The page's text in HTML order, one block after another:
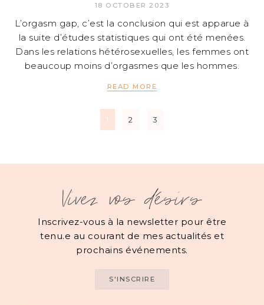
18 OCTOBER 2023
L’orgasm gap, c’est la conclusion qui est apparue à
la suite d’études statistiques qui ont été menées.
Dans les relations hétérosexuelles, les femmes ont
beaucoup moins d’orgasmes que les hommes.
READ MORE
1 2 3
Vivez vos désirs
Inscrivez-vous à la newsletter pour être
tenu.e au courant de mes actualités et
prochains événements.
S'INSCRIRE